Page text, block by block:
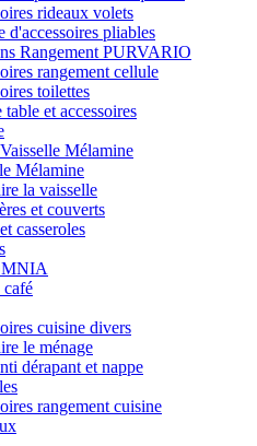
rideaux volets
d'accessoires pliables
Rangement PURVARIO
rangement cellule
toilettes
table et accessoires
Mélamine
Mélamine
la vaisselle
et couverts
casseroles
café
cuisine divers
le ménage
dérapant et nappe
rangement cuisine